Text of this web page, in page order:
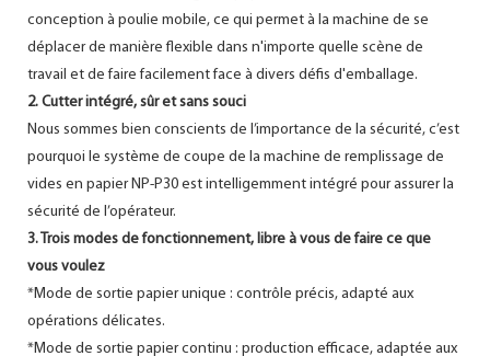
conception à poulie mobile, ce qui permet à la machine de se
déplacer de manière flexible dans n'importe quelle scène de
travail et de faire facilement face à divers défis d'emballage.
2. Cutter intégré, sûr et sans souci
Nous sommes bien conscients de l’importance de la sécurité, c’est
pourquoi le système de coupe de la machine de remplissage de
vides en papier NP-P30 est intelligemment intégré pour assurer la
sécurité de l’opérateur.
3. Trois modes de fonctionnement, libre à vous de faire ce que
vous voulez
*Mode de sortie papier unique : contrôle précis, adapté aux
opérations délicates.
*Mode de sortie papier continu : production efficace, adaptée aux